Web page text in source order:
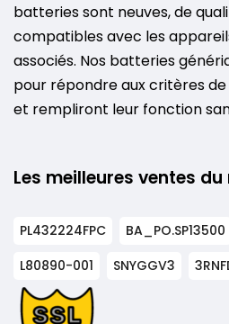
batteries sont neuves, de
compatibles avec les
associés. Nos batteries
pour répondre aux critères
et rempliront leur fonction
Les meilleures ventes
PL432224FPC BA_PO.SP13500
L80890-001
SNYGGV3